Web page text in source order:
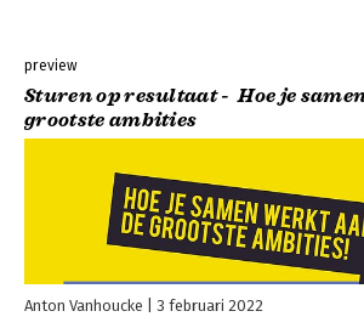
preview
Sturen op resultaat - Hoe je
grootste ambities
Anton Vanhoucke 3 februari 2022